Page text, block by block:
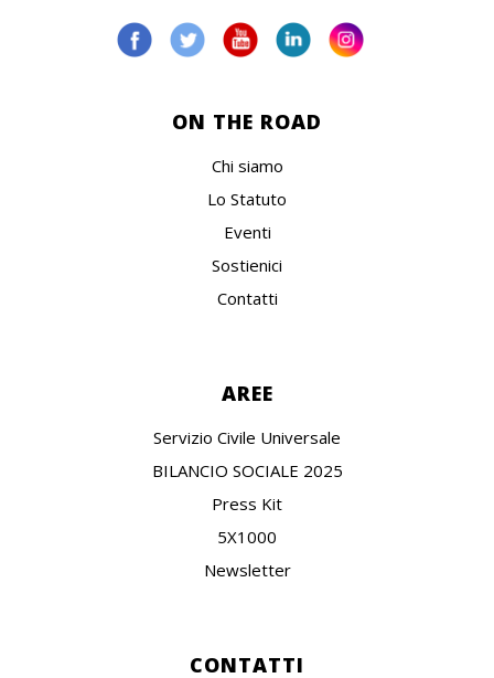
ON THE ROAD
Chi siamo
Lo Statuto
Eventi
Sostienici
Contatti
AREE
Servizio Civile Universale
BILANCIO SOCIALE 2025
Press Kit
5X1000
Newsletter
CONTATTI